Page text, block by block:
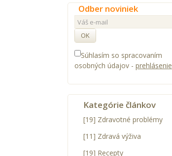
Odber noviniek
OK
Súhlasím so spracovaním
osobných údajov - prehlásenie
Kategórie článkov
[19] Zdravotné problémy
[11] Zdravá výživa
[19] Recepty